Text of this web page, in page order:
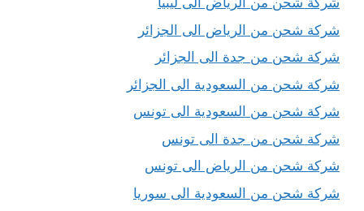
شركة شحن من الرياض الى الجزائر
شركة شحن من جدة الى الجزائر
شركة شحن من السعودية الى الجزائر
شركة شحن من السعودية الى تونس
شركة شحن من جدة الى تونس
شركة شحن من الرياض الى تونس
شركة شحن من السعودية الى سوريا